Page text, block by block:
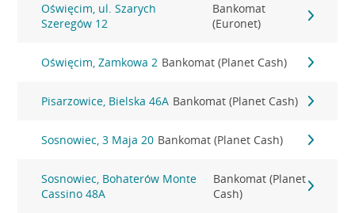
Oświęcim, ul. Szarych
Szeregów 12
Bankomat
(Euronet)
Oświęcim, Zamkowa 2 Bankomat (Planet Cash)
Pisarzowice, Bielska 46A Bankomat (Planet Cash)
Sosnowiec, 3 Maja 20 Bankomat (Planet Cash)
Sosnowiec, Bohaterów Monte
Cassino 48A
Bankomat (Planet
Cash)